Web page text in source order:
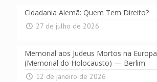
Cidadania Alemã: Quem Tem Direito?
27 de julho de 2026
Memorial aos Judeus Mortos na Europa
(Memorial do Holocausto) — Berlim
12 de janeiro de 2026